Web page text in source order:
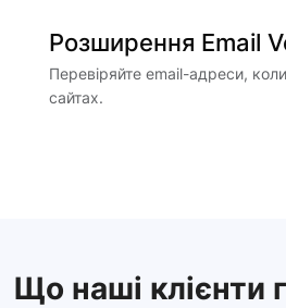
Розширення Email
Перевіряйте email-адреси,
сайтах.
Що наші клієнти